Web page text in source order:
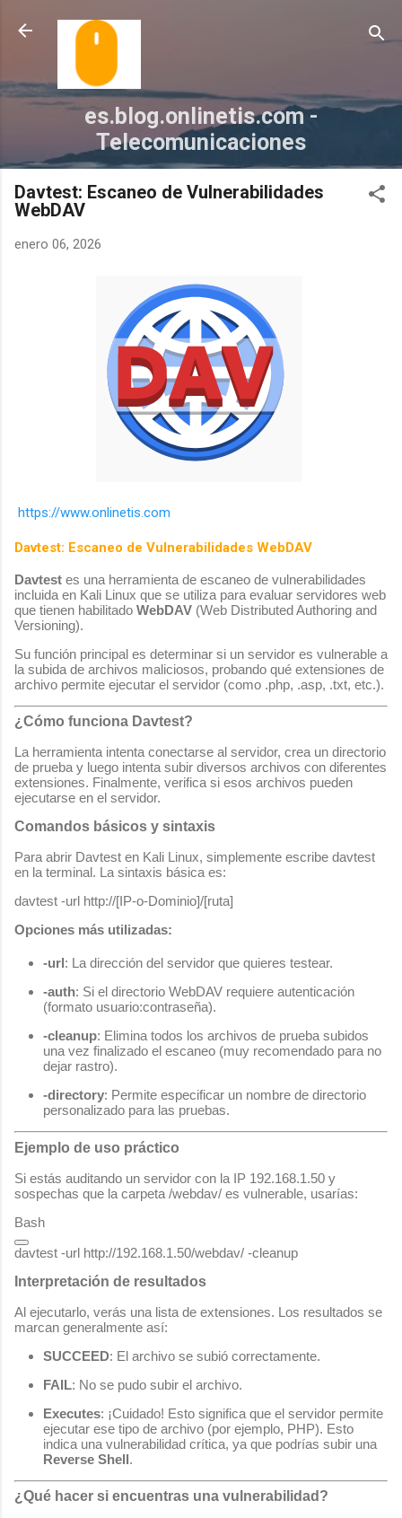
Ir al contenido principal
es.blog.onlinetis.com -
Telecomunicaciones
Davtest: Escaneo de Vulnerabilidades
WebDAV
enero 06, 2026
https://www.onlinetis.com
Davtest: Escaneo de Vulnerabilidades WebDAV
Davtest es una herramienta de escaneo de vulnerabilidades
incluida en Kali Linux que se utiliza para evaluar servidores web
que tienen habilitado WebDAV (Web Distributed Authoring and
Versioning).
Su función principal es determinar si un servidor es vulnerable a
la subida de archivos maliciosos, probando qué extensiones de
archivo permite ejecutar el servidor (como .php, .asp, .txt, etc.).
¿Cómo funciona Davtest?
La herramienta intenta conectarse al servidor, crea un directorio
de prueba y luego intenta subir diversos archivos con diferentes
extensiones. Finalmente, verifica si esos archivos pueden
ejecutarse en el servidor.
Comandos básicos y sintaxis
Para abrir Davtest en Kali Linux, simplemente escribe davtest
en la terminal. La sintaxis básica es:
davtest -url http://[IP-o-Dominio]/[ruta]
Opciones más utilizadas:
-url: La dirección del servidor que quieres testear.
-auth: Si el directorio WebDAV requiere autenticación
(formato usuario:contraseña).
-cleanup: Elimina todos los archivos de prueba subidos
una vez finalizado el escaneo (muy recomendado para no
dejar rastro).
-directory: Permite especificar un nombre de directorio
personalizado para las pruebas.
Ejemplo de uso práctico
Si estás auditando un servidor con la IP 192.168.1.50 y
sospechas que la carpeta /webdav/ es vulnerable, usarías:
Bash
Interpretación de resultados
Al ejecutarlo, verás una lista de extensiones. Los resultados se
marcan generalmente así:
SUCCEED: El archivo se subió correctamente.
FAIL: No se pudo subir el archivo.
Executes: ¡Cuidado! Esto significa que el servidor permite
ejecutar ese tipo de archivo (por ejemplo, PHP). Esto
indica una vulnerabilidad crítica, ya que podrías subir una
Reverse Shell.
¿Qué hacer si encuentras una vulnerabilidad?